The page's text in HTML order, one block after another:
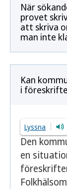
När
provet
att skriva
man inte
Kan
i
Lyssna
Den
en